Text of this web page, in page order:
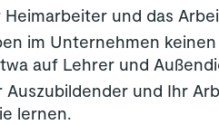
Heimarbeiter und das
im Unternehmen
auf Lehrer und
und Ihr
lernen.